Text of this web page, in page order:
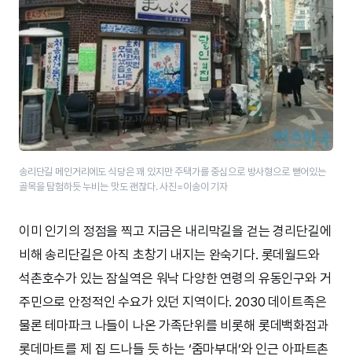
송리단길 메인거리에도 식당은 꽤 있지만 주택가를 중심으로 방사형으로 뻗어있는
골목을 탐험하듯 누비는 맛도 괜찮다. 사진=이송이 기자
이미 인기의 정점을 찍고 지금은 내리막길을 걷는 경리단길에
비해 송리단길은 아직 초창기 내지는 완숙기다. 롯데월드와
석촌호수가 있는 잠실역은 워낙 다양한 연령의 유동인구와 거
주민으로 안정적인 수요가 있던 지역이다. 2030 데이트족은
물론 테마파크 나들이 나온 가족단위를 비롯해 롯데백화점과
롯데마트를 제 집 드나들 듯 하는 ‘줌마부대’와 인근 아파트촌